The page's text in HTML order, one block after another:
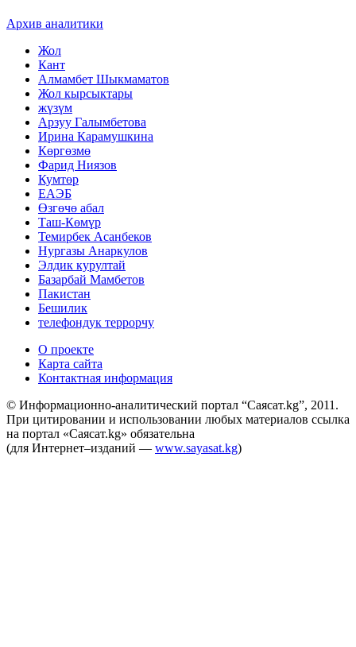
Архив аналитики
Жол
Кант
Алмамбет Шыкмаматов
Жол кырсыктары
жүзүм
Арзуу Галымбетова
Ирина Карамушкина
Көргөзмө
Фарид Ниязов
Кумтөр
ЕАЭБ
Өзгөчө абал
Таш-Көмүр
Темирбек Асанбеков
Нургазы Анаркулов
Элдик курултай
Базарбай Мамбетов
Пакистан
Бешилик
телефондук террорчу
О проекте
Карта сайта
Контактная информация
© Информационно-аналитический портал “Саясат.kg”, 2011.
При цитировании и использовании любых материалов ссылка
на портал «Саясат.kg» обязательна
(для Интернет–изданий — www.sayasat.kg)